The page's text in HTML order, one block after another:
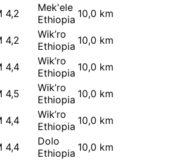
4,2
Mek'ele
Ethiopia 10,0 km
4,2
Wik’ro
Ethiopia 10,0 km
4,4
Wik’ro
Ethiopia 10,0 km
4,5
Wik’ro
Ethiopia 10,0 km
4,4
Wik’ro
Ethiopia 10,0 km
4,4
Dolo
Ethiopia 10,0 km